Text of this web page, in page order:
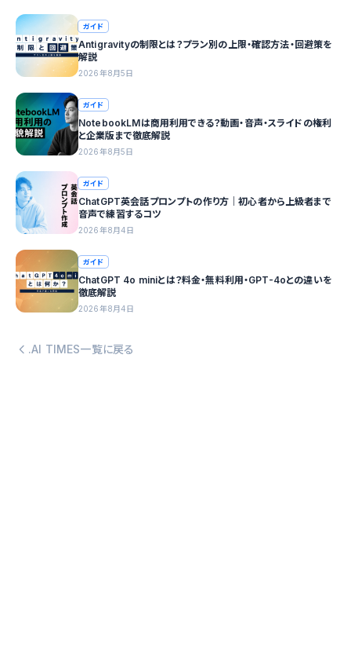
ガイド
Antigravityの制限とは？プラン別の上限・確認方法・回避策を
解説
2026年8月5日
ガイド
NotebookLMは商用利用できる？動画・音声・スライドの権利
と企業版まで徹底解説
2026年8月5日
ガイド
ChatGPT英会話プロンプトの作り方｜初心者から上級者まで
音声で練習するコツ
2026年8月4日
ガイド
ChatGPT 4o miniとは？料金・無料利用・GPT-4oとの違いを
徹底解説
2026年8月4日
.AI TIMES一覧に戻る